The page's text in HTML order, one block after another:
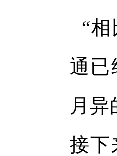
“
通已
月
接下